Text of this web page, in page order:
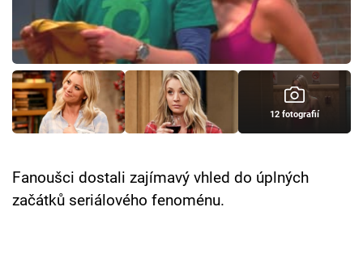
Pořady
TV Program
Sledujte prima+ 12 fotografií
Fanoušci dostali zajímavý vhled do úplných
začátků seriálového fenoménu.